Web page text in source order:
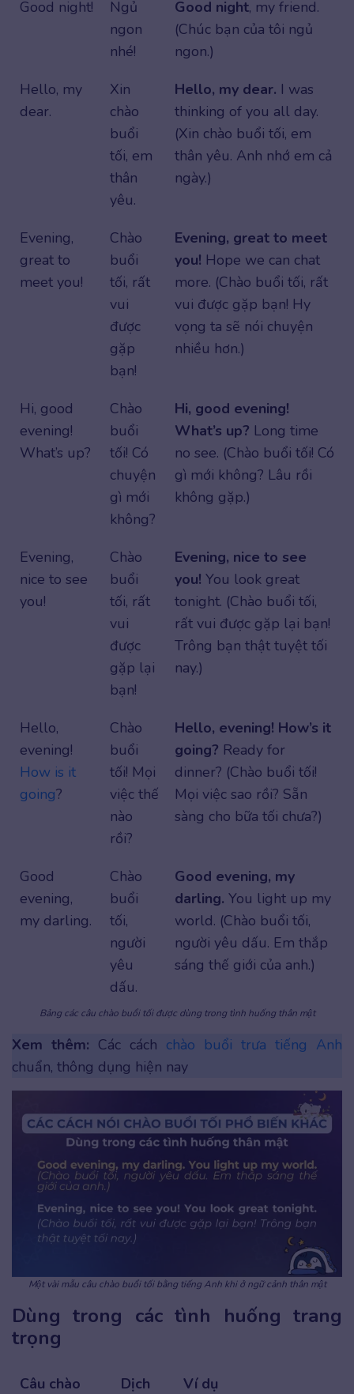
Good night!
Ngủ
ngon
nhé!
Good night, my friend.
(Chúc bạn của tôi ngủ
ngon.)
Hello, my
dear.
Xin
chào
buổi
tối, em
thân
yêu.
Hello, my dear. I was
thinking of you all day.
(Xin chào buổi tối, em
thân yêu. Anh nhớ em cả
ngày.)
Evening,
great to
meet you!
Chào
buổi
tối, rất
vui
được
gặp
bạn!
Evening, great to meet
you! Hope we can chat
more. (Chào buổi tối, rất
vui được gặp bạn! Hy
vọng ta sẽ nói chuyện
nhiều hơn.)
Hi, good
evening!
What’s up?
Chào
buổi
tối! Có
chuyện
gì mới
không?
Hi, good evening!
What’s up? Long time
no see. (Chào buổi tối! Có
gì mới không? Lâu rồi
không gặp.)
Evening,
nice to see
you!
Chào
buổi
tối, rất
vui
được
gặp lại
bạn!
Evening, nice to see
you! You look great
tonight. (Chào buổi tối,
rất vui được gặp lại bạn!
Trông bạn thật tuyệt tối
nay.)
Hello,
evening!
How is it
going?
Chào
buổi
tối! Mọi
việc thế
nào
rồi?
Hello, evening! How’s it
going? Ready for
dinner? (Chào buổi tối!
Mọi việc sao rồi? Sẵn
sàng cho bữa tối chưa?)
Good
evening,
my darling.
Chào
buổi
tối,
người
yêu
dấu.
Good evening, my
darling. You light up my
world. (Chào buổi tối,
người yêu dấu. Em thắp
sáng thế giới của anh.)
Bảng các câu chào buổi tối được dùng trong tình huống thân mật
Xem thêm: Các cách chào buổi trưa tiếng Anh
chuẩn, thông dụng hiện nay
Một vài mẫu câu chào buổi tối bằng tiếng Anh khi ở ngữ cảnh thân mật
Dùng trong các tình huống trang
trọng
Câu chào
Dịch
Ví dụ